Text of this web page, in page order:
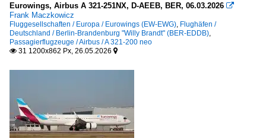
Eurowings, Airbus A 321-251NX, D-AEEB, BER, 06.03.2026 
Frank Maczkowicz
Fluggesellschaften / Europa / Eurowings (EW-EWG) Flughäfen /
Deutschland / Berlin-Brandenburg "Willy Brandt" (BER-EDDB)
Passagierflugzeuge / Airbus / A 321-200 neo
 31 1200x862 Px, 26.05.2026 